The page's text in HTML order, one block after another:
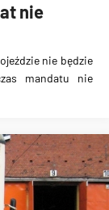
nie
nie będzie
mandatu nie